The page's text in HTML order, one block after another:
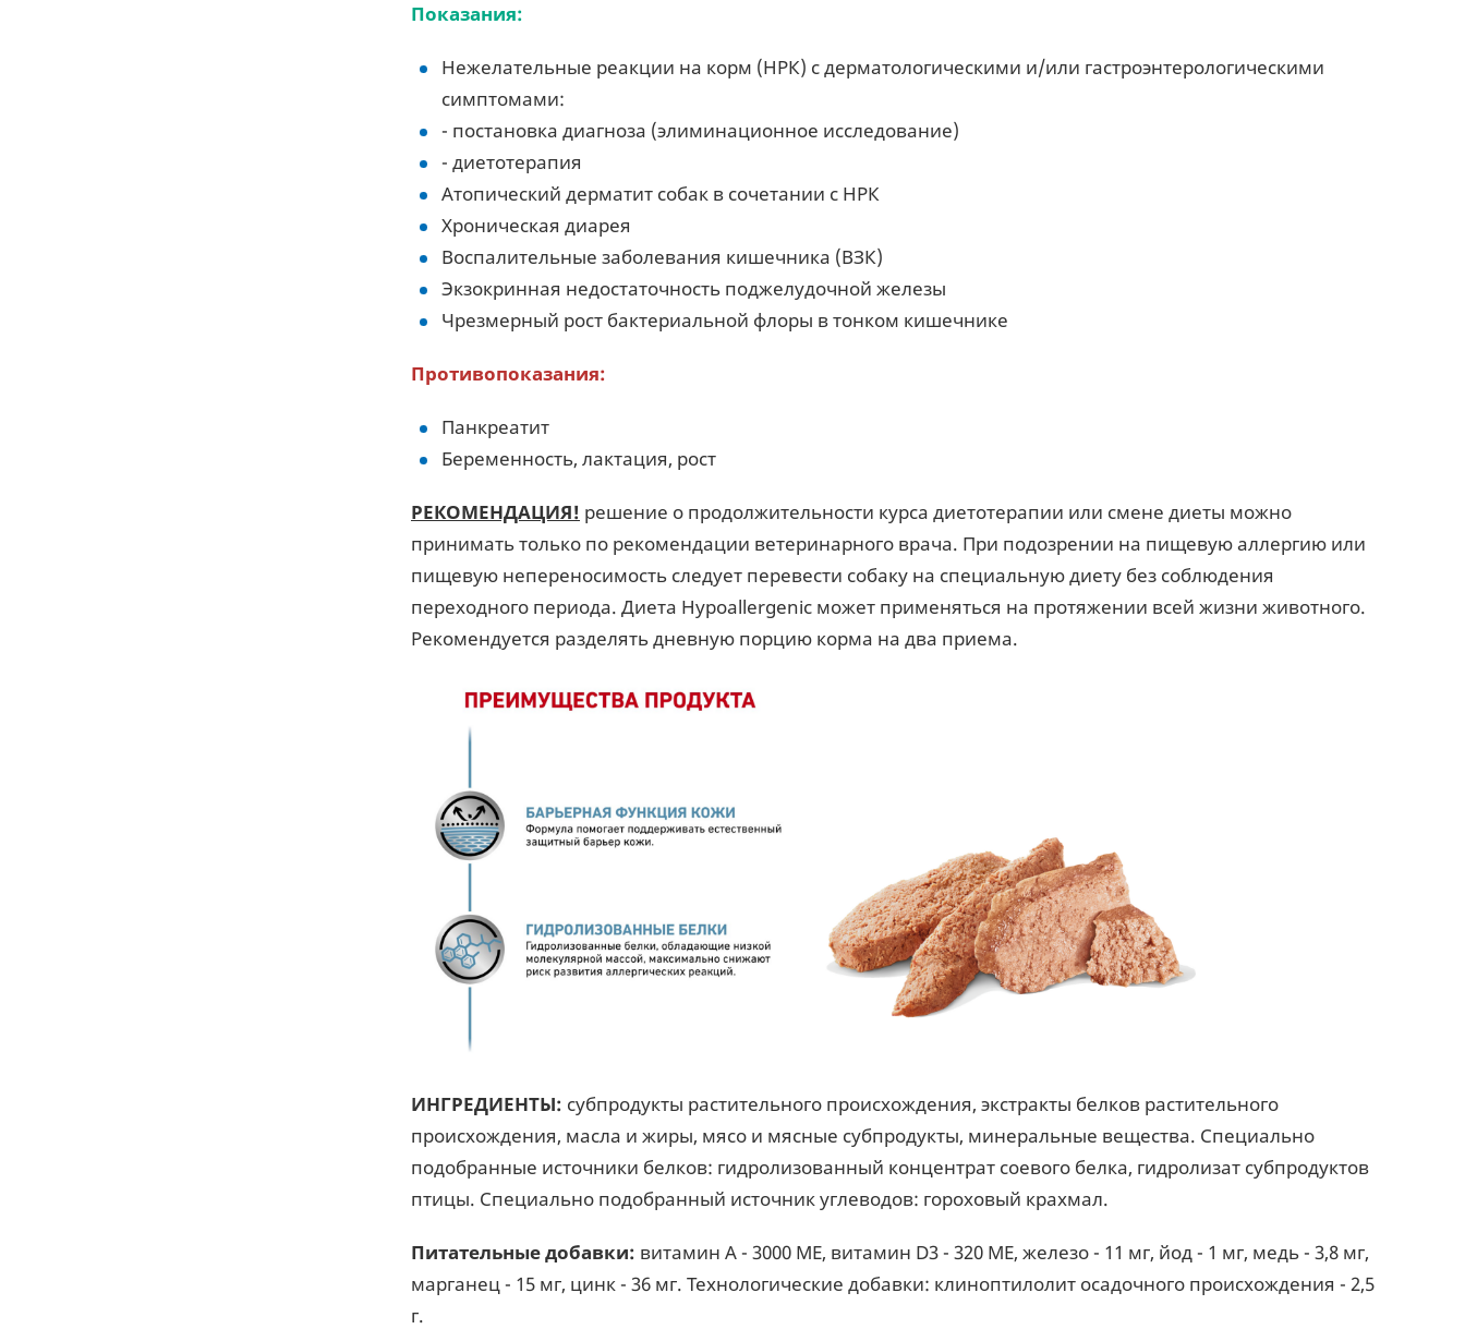
Показания:
Нежелательные реакции на корм (НРК) с дерматологическими и/или гастроэнтерологическими
симптомами:
- постановка диагноза (элиминационное исследование)
- диетотерапия
Атопический дерматит собак в сочетании с НРК
Хроническая диарея
Воспалительные заболевания кишечника (ВЗК)
Экзокринная недостаточность поджелудочной железы
Чрезмерный рост бактериальной флоры в тонком кишечнике
Противопоказания:
Панкреатит
Беременность, лактация, рост
РЕКОМЕНДАЦИЯ! решение о продолжительности курса диетотерапии или смене диеты можно
принимать только по рекомендации ветеринарного врача. При подозрении на пищевую аллергию или
пищевую непереносимость следует перевести собаку на специальную диету без соблюдения
переходного периода. Диета Hypoallergenic может применяться на протяжении всей жизни животного.
Рекомендуется разделять дневную порцию корма на два приема.
ИНГРЕДИЕНТЫ: субпродукты растительного происхождения, экстракты белков растительного
происхождения, масла и жиры, мясо и мясные субпродукты, минеральные вещества. Специально
подобранные источники белков: гидролизованный концентрат соевого белка, гидролизат субпродуктов
птицы. Специально подобранный источник углеводов: гороховый крахмал.
Питательные добавки: витамин A - 3000 ME, витамин D3 - 320 ME, железо - 11 мг, йод - 1 мг, медь - 3,8 мг,
марганец - 15 мг, цинк - 36 мг. Технологические добавки: клиноптилолит осадочного происхождения - 2,5
г.